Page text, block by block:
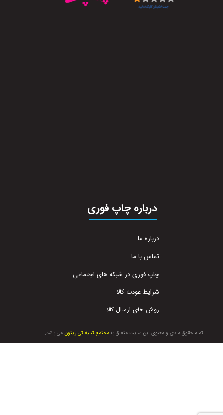
تمام حقوق مادی و معنوی این سایت متعلق به مجتمع تبلیغاتی ریتون می باشد.
درباره چاپ فوری
درباره ما
تماس با ما
چاپ فوری در شبکه های اجتماعی
شرایط عودت کالا
روش های ارسال کالا